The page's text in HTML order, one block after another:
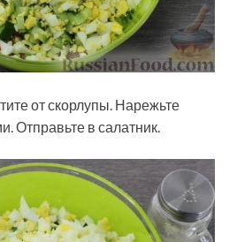
от скорлупы. Нарежьте
Отправьте в салатник.